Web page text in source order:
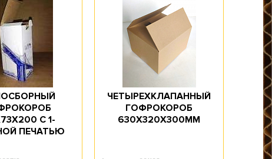
С 1-
ПЕЧАТЬЮ
ЧЕТЫРЕХКЛАПАННЫЙ
ГОФРОКОРОБ
630Х320Х300ММ